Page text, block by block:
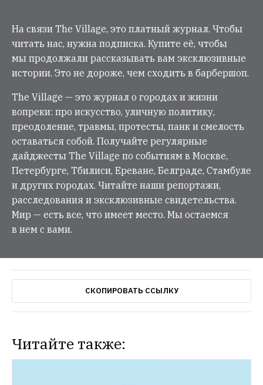
На связи The Village, это платный журнал. Чтобы
читать нас, нужна подписка. Купите её, чтобы
мы продолжали рассказывать вам эксклюзивные
истории. Это не дороже, чем сходить в барбершоп.
The Village — это журнал о городах и жизни
вопреки: про искусство, уличную политику,
преодоление, травмы, протесты, панк и смелость
оставаться собой. Получайте регулярные
дайджесты The Village по событиям в Москве,
Петербурге, Тбилиси, Ереване, Белграде, Стамбуле
и других городах. Читайте наши репортажи,
расследования и эксклюзивные свидетельства.
Мир — есть все, что имеет место. Мы остаемся
в нем с вами.
СКОПИРОВАТЬ ССЫЛКУ
Читайте также: